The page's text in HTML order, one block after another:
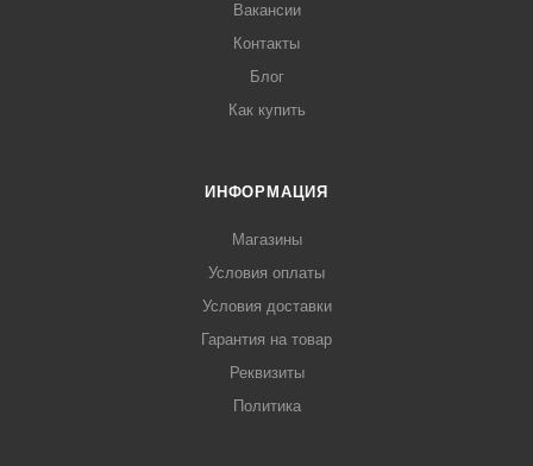
Вакансии
Контакты
Блог
Как купить
ИНФОРМАЦИЯ
Магазины
Условия оплаты
Условия доставки
Гарантия на товар
Реквизиты
Политика